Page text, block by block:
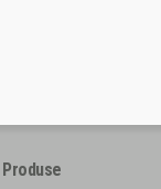
Produse